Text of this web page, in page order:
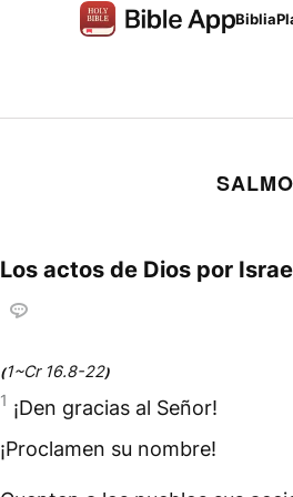
Biblia
Los actos de Dios por
(1~Cr 16.8-22)
1 ¡Den gracias al Señor!
¡Proclamen su nombre!